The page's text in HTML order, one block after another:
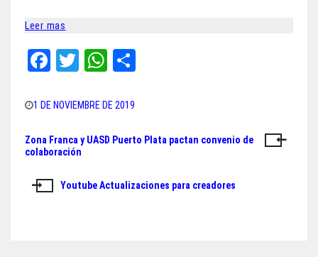
Leer mas
Fa
bo
ok
T
tt
er
W
ts
A
pp
1 DE NOVIEMBRE DE 2019
Navegación
entradas
Zona Franca y UASD Puerto Plata pactan convenio de
colaboración
Youtube Actualizaciones para creadores